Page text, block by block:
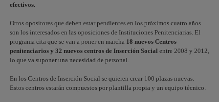
efectivos.
Otros opositores que deben estar pendientes en los próximos cuatro años
son los interesados en las oposiciones de Instituciones Penitenciarias. El
programa cita que se van a poner en marcha 18 nuevos Centros
penitenciarios y 32 nuevos centros de Inserción Social entre 2008 y 2012,
lo que va suponer una necesidad de personal.
En los Centros de Inserción Social se quieren crear 100 plazas nuevas.
Estos centros estarán compuestos por plantilla propia y un equipo técnico.